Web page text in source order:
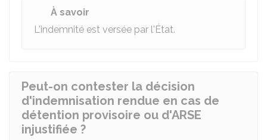
À savoir
L'indemnité est versée par l'État.
Peut-on contester la décision
d'indemnisation rendue en cas de
détention provisoire ou d'ARSE
injustifiée ?